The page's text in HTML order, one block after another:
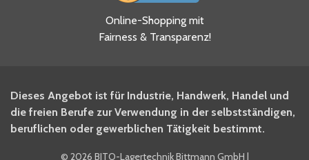
Ja, ich habe die
Datenschutzhinweise gelesen
und akzeptiere diese.
BITO Newsletter Fachwissen
Intralogistiker anmelden.
Online-Shopping mit
Fairness & Transparenz!
Dieses Angebot ist für Industrie, Handwerk, Handel und
die freien Berufe zur Verwendung in der selbstständigen,
beruflichen oder gewerblichen Tätigkeit bestimmt.
© 2026 BITO-Lagertechnik Bittmann GmbH |